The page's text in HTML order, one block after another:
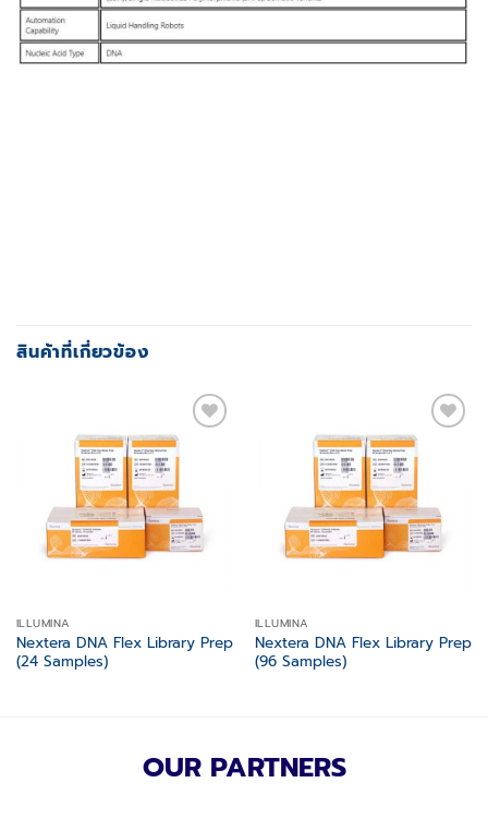
สินค้าที่เกี่ยวข้อง
wishlist
ILLUMINA
Nextera DNA Flex Library Prep
(24 Samples)
wishlist
ILLUMINA
Nextera DNA Flex Library Prep
(96 Samples)
OUR PARTNERS